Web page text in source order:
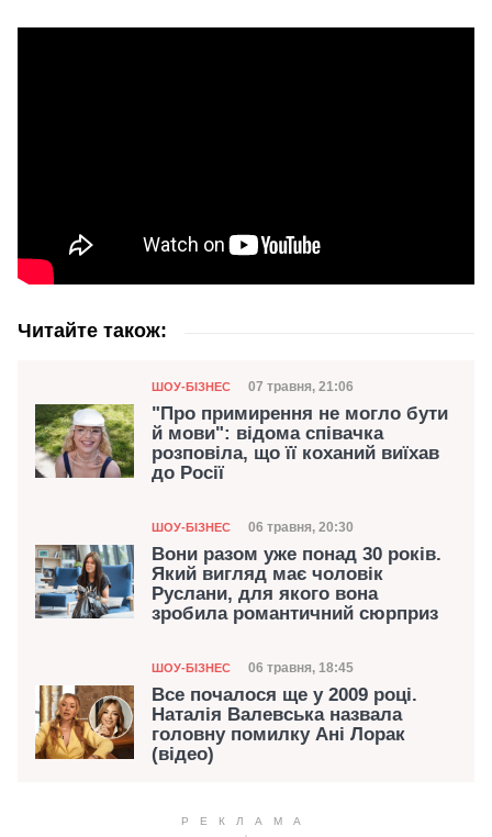
Читайте також:
Категорія
ШОУ-БІЗНЕС Дата публікації
07 травня, 21:06
"Про примирення не могло бути
й мови": відома співачка
розповіла, що її коханий виїхав
до Росії
Категорія
ШОУ-БІЗНЕС Дата публікації
06 травня, 20:30
Вони разом уже понад 30 років.
Який вигляд має чоловік
Руслани, для якого вона
зробила романтичний сюрприз
Категорія
ШОУ-БІЗНЕС Дата публікації
06 травня, 18:45
Все почалося ще у 2009 році.
Наталія Валевська назвала
головну помилку Ані Лорак
(відео)